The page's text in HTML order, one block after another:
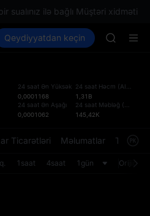
ilə bağlı Müştəri xidməti ilə
Bazarlar Spot Futures SPCX
Qeydiyyatdan keçin
SPCX
AAOI
AAOI
SPCX
24 saat Ən Yüksək
0,0001168
24 saat Ən Aşağı
0,0001062
24 saat Həcm (AIXPLAY
1,31B
24 saat Məbləğ (
145,42K
Ticarətləri Məlumatlar
1saat 4saat 1gün Orijinal